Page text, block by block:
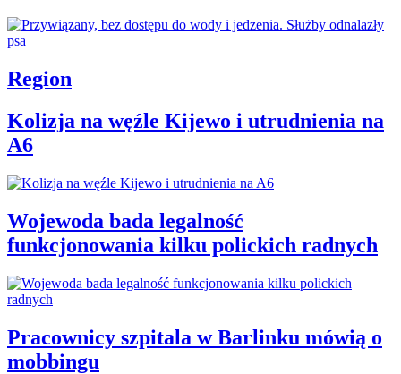
Region
Kolizja na węźle Kijewo i utrudnienia na
A6
Wojewoda bada legalność
funkcjonowania kilku polickich radnych
Pracownicy szpitala w Barlinku mówią o
mobbingu